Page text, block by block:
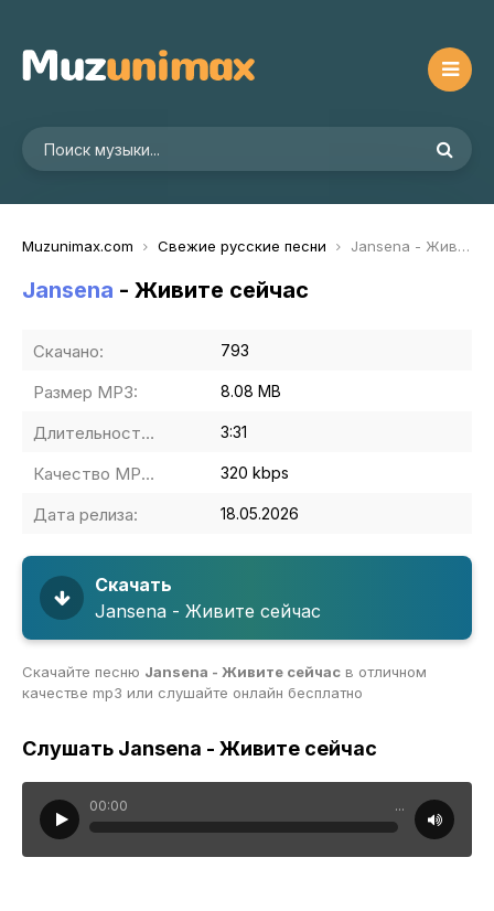
Muzunimax.com Свежие русские песни Jansena - Живите сейчас
Jansena - Живите сейчас
Скачано: 793
Размер MP3: 8.08 MB
Длительность MP3: 3:31
Качество MP3: 320 kbps
Дата релиза: 18.05.2026
Скачать
Jansena - Живите сейчас
Скачайте песню Jansena - Живите сейчас в отличном
качестве mp3 или слушайте онлайн бесплатно
Слушать Jansena - Живите сейчас
00:00 ...